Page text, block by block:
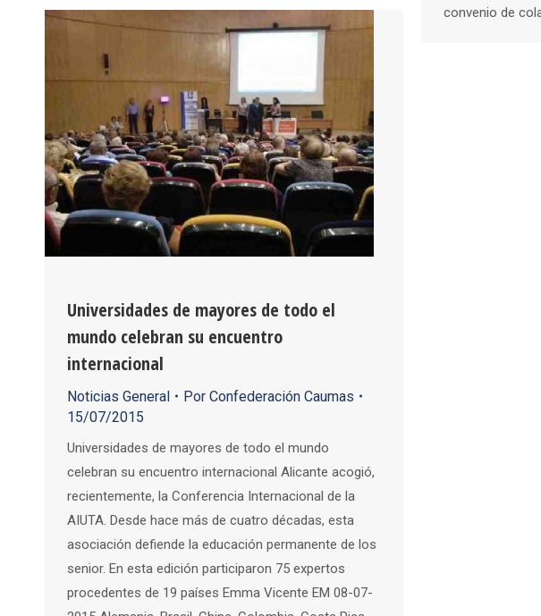
convenio de
Universidades de mayores de todo el
mundo celebran su encuentro
internacional
Noticias General Por Confederación Caumas
15/07/2015
Universidades de mayores de todo el mundo
celebran su encuentro internacional Alicante acogió,
recientemente, la Conferencia Internacional de la
AIUTA. Desde hace más de cuatro décadas, esta
asociación defiende la educación permanente de los
senior. En esta edición participaron 75 expertos
procedentes de 19 países Emma Vicente EM 08-07-